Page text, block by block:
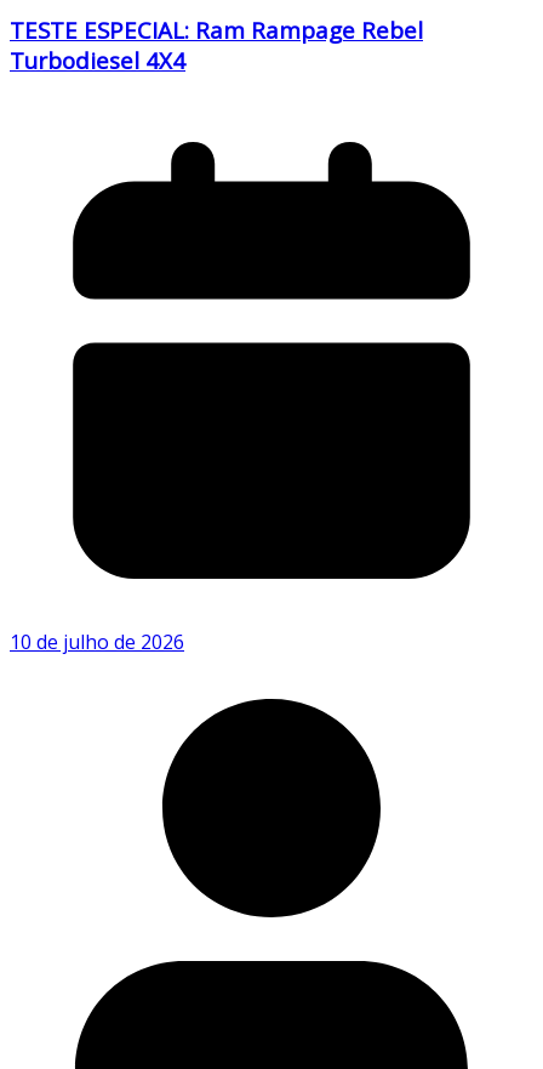
TESTE ESPECIAL: Ram Rampage Rebel
Turbodiesel 4X4
10 de julho de 2026